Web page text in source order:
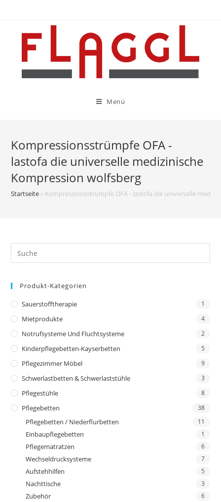
Menü
Kompressionsstrümpfe OFA -
lastofa die universelle medizinische
Kompression wolfsberg
Startseite » Kompressionsstrümpfe OFA - lastofa die universelle
Produkt-Kategorien
Sauerstofftherapie 1
Mietprodukte 4
Notrufsysteme Und Fluchtsysteme 2
Kinderpflegebetten-Kayserbetten 5
Pflegezimmer Möbel 9
Schwerlastbetten & Schwerlaststühle 3
Pflegestühle 8
Pflegebetten 38
Pflegebetten / Niederflurbetten 11
Einbaupflegebetten 1
Pflegematratzen 6
Wechseldrucksysteme 7
Aufstehhilfen 5
Nachttische 3
Zubehör 6